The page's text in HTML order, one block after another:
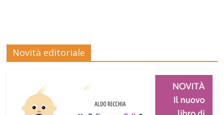
Novità editoriale